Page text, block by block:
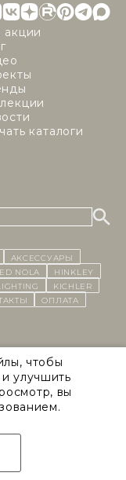
акции
каталоги
Аксессуары
Nola
Hinkley
Kichler
Оплата
данных
чтобы
улучшить
вы